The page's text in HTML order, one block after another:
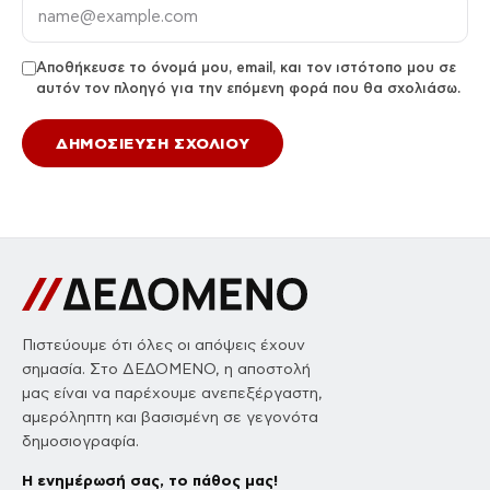
Αποθήκευσε το όνομά μου, email, και τον ιστότοπο μου σε
αυτόν τον πλοηγό για την επόμενη φορά που θα σχολιάσω.
Πιστεύουμε ότι όλες οι απόψεις έχουν
σημασία. Στο ΔΕΔΟΜΕΝΟ, η αποστολή
μας είναι να παρέχουμε ανεπεξέργαστη,
αμερόληπτη και βασισμένη σε γεγονότα
δημοσιογραφία.
Η ενημέρωσή σας, το πάθος μας!